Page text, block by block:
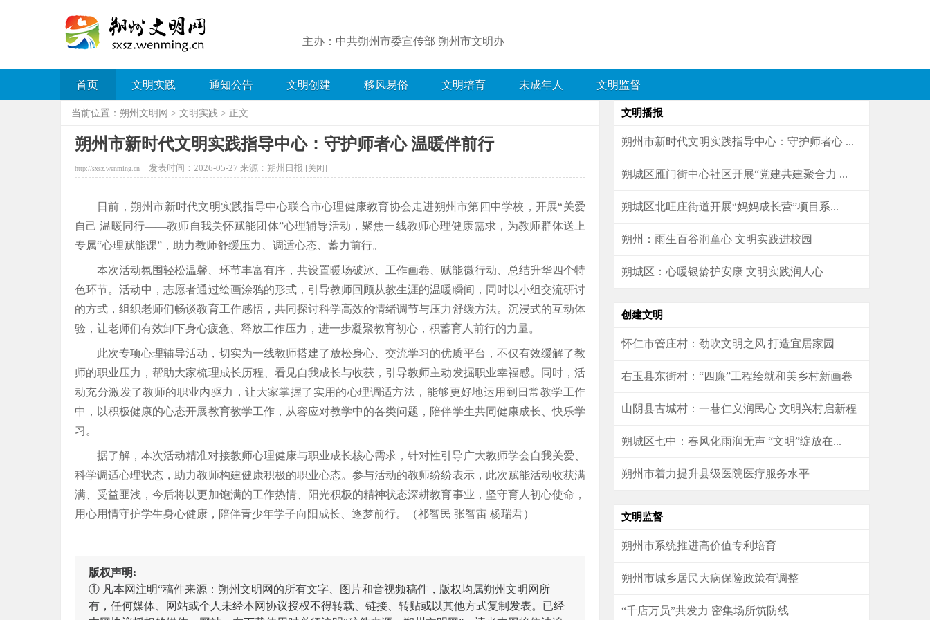
主办：中共朔州市委宣传部 朔州市文明办
首页 文明实践 通知公告 文明创建 移风易俗 文明培育 未成年人 文明监督
当前位置： 朔州文明网 > 文明实践 > 正文
朔州市新时代文明实践指导中心：守护师者心 温暖伴前行
http://sxsz.wenming.cn 发表时间：2026-05-27 来源：朔州日报 [关闭]
日前，朔州市新时代文明实践指导中心联合市心理健康教育协会走进朔州市第四中学校，开展“关爱
自己 温暖同行——教师自我关怀赋能团体”心理辅导活动，聚焦一线教师心理健康需求，为教师群体送上
专属“心理赋能课”，助力教师舒缓压力、调适心态、蓄力前行。
本次活动氛围轻松温馨、环节丰富有序，共设置暖场破冰、工作画卷、赋能微行动、总结升华四个特
色环节。活动中，志愿者通过绘画涂鸦的形式，引导教师回顾从教生涯的温暖瞬间，同时以小组交流研讨
的方式，组织老师们畅谈教育工作感悟，共同探讨科学高效的情绪调节与压力舒缓方法。沉浸式的互动体
验，让老师们有效卸下身心疲惫、释放工作压力，进一步凝聚教育初心，积蓄育人前行的力量。
此次专项心理辅导活动，切实为一线教师搭建了放松身心、交流学习的优质平台，不仅有效缓解了教
师的职业压力，帮助大家梳理成长历程、看见自我成长与收获，引导教师主动发掘职业幸福感。同时，活
动充分激发了教师的职业内驱力，让大家掌握了实用的心理调适方法，能够更好地运用到日常教学工作
中，以积极健康的心态开展教育教学工作，从容应对教学中的各类问题，陪伴学生共同健康成长、快乐学
习。
据了解，本次活动精准对接教师心理健康与职业成长核心需求，针对性引导广大教师学会自我关爱、
科学调适心理状态，助力教师构建健康积极的职业心态。参与活动的教师纷纷表示，此次赋能活动收获满
满、受益匪浅，今后将以更加饱满的工作热情、阳光积极的精神状态深耕教育事业，坚守育人初心使命，
用心用情守护学生身心健康，陪伴青少年学子向阳成长、逐梦前行。（祁智民 张智宙 杨瑞君）
版权声明:
① 凡本网注明“稿件来源：朔州文明网的所有文字、图片和音视频稿件，版权均属朔州文明网所
有，任何媒体、网站或个人未经本网协议授权不得转载、链接、转贴或以其他方式复制发表。已经
文明播报
朔州市新时代文明实践指导中心：守护师者心 ...
朔城区雁门街中心社区开展“党建共建聚合力 ...
朔城区北旺庄街道开展“妈妈成长营”项目系...
朔州：雨生百谷润童心 文明实践进校园
朔城区：心暖银龄护安康 文明实践润人心
创建文明
怀仁市管庄村：劲吹文明之风 打造宜居家园
右玉县东街村：“四廉”工程绘就和美乡村新画卷
山阴县古城村：一巷仁义润民心 文明兴村启新程
朔城区七中：春风化雨润无声 “文明”绽放在...
朔州市着力提升县级医院医疗服务水平
文明监督
朔州市系统推进高价值专利培育
朔州市城乡居民大病保险政策有调整
“千店万员”共发力 密集场所筑防线